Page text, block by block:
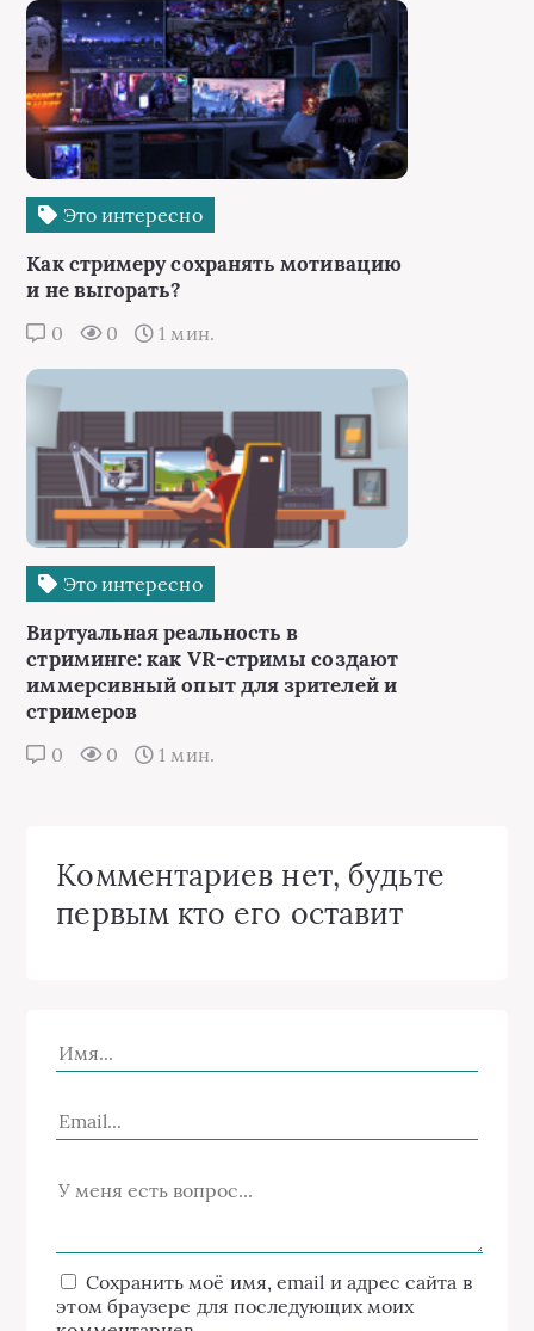
Это интересно
Как стримеру сохранять мотивацию
и не выгорать?
0 0 1 мин.
Это интересно
Виртуальная реальность в
стриминге: как VR-стримы создают
иммерсивный опыт для зрителей и
стримеров
0 0 1 мин.
Комментариев нет, будьте
первым кто его оставит
Сохранить моё имя, email и адрес сайта в
этом браузере для последующих моих